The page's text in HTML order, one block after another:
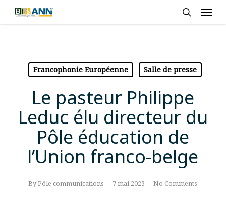
Skip
Francophonie Européenne Salle de presse
Le pasteur Philippe
Leduc élu directeur du
Pôle éducation de
l’Union franco-belge
ByPôle communications 7 mai 2023 No Comments